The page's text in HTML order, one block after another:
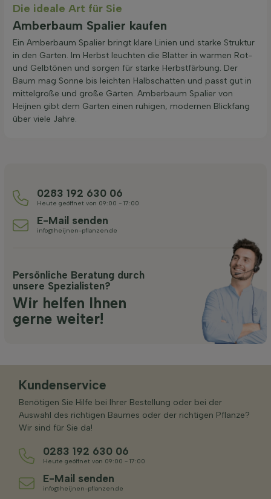
Die ideale Art für Sie
Amberbaum Spalier kaufen
Ein Amberbaum Spalier bringt klare Linien und starke Struktur
in den Garten. Im Herbst leuchten die Blätter in warmen Rot-
und Gelbtönen und sorgen für starke Herbstfärbung. Der
Baum mag Sonne bis leichten Halbschatten und passt gut in
mittelgroße und große Gärten. Amberbaum Spalier von
Heijnen gibt dem Garten einen ruhigen, modernen Blickfang
über viele Jahre.
0283 192 630 06
Heute geöffnet von 09:00 - 17:00
E-Mail senden
info@heijnen-pflanzen.de
Persönliche Beratung durch
unsere Spezialisten?
Wir helfen Ihnen
gerne weiter!
Kundenservice
Benötigen Sie Hilfe bei Ihrer Bestellung oder bei der
Auswahl des richtigen Baumes oder der richtigen Pflanze?
Wir sind für Sie da!
0283 192 630 06
Heute geöffnet von 09:00 - 17:00
E-Mail senden
info@heijnen-pflanzen.de